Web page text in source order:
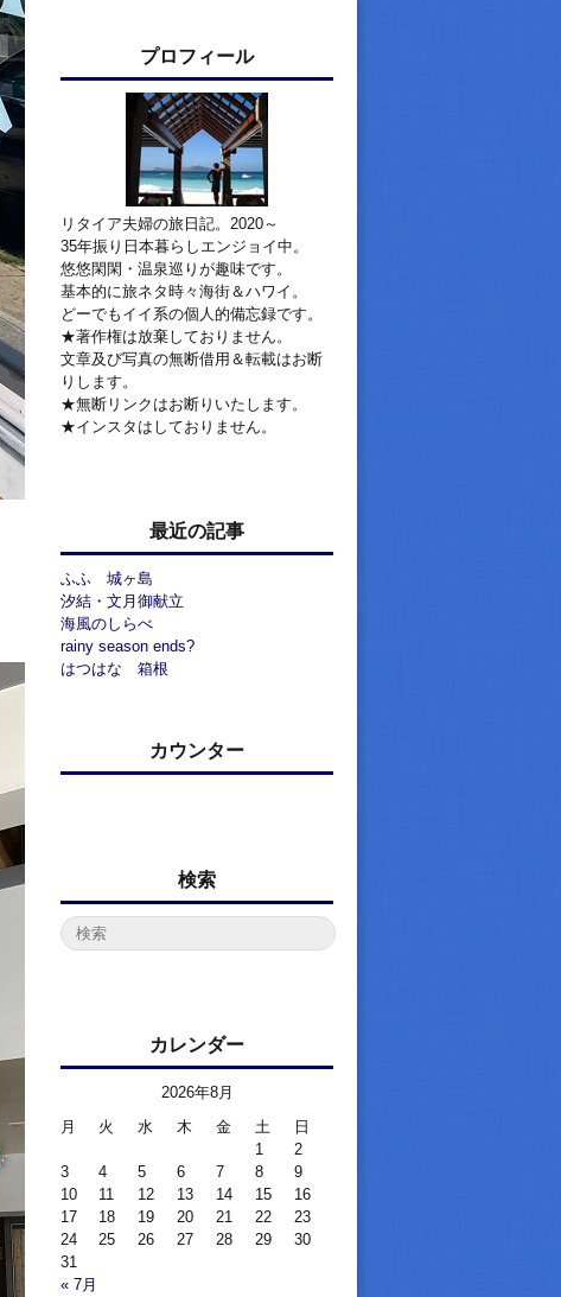
プロフィール
リタイア夫婦の旅日記。2020～
35年振り日本暮らしエンジョイ中。
悠悠閑閑・温泉巡りが趣味です。
基本的に旅ネタ時々海街＆ハワイ。
どーでもイイ系の個人的備忘録です。
★著作権は放棄しておりません。
文章及び写真の無断借用＆転載はお断
りします。
★無断リンクはお断りいたします。
★インスタはしておりません。
最近の記事
ふふ 城ヶ島
汐結・文月御献立
海風のしらべ
rainy season ends?
はつはな 箱根
カウンター
検索
カレンダー
2026年8月
月
火 水 木 金 土 日
« 7月
1
2
3
4 5 6 7 8
9
10
11 12 13 14 15
16
17
18 19 20 21 22
23
24
25 26 27 28 29
30
31